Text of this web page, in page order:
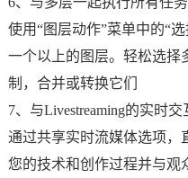
使用“图层动作”菜单中的“
一个以上的图层。轻松选择
制，合并或转换它们
7、与Livestreaming的实时交
通过共享实时流媒体选项，
您的技术和创作过程并与观